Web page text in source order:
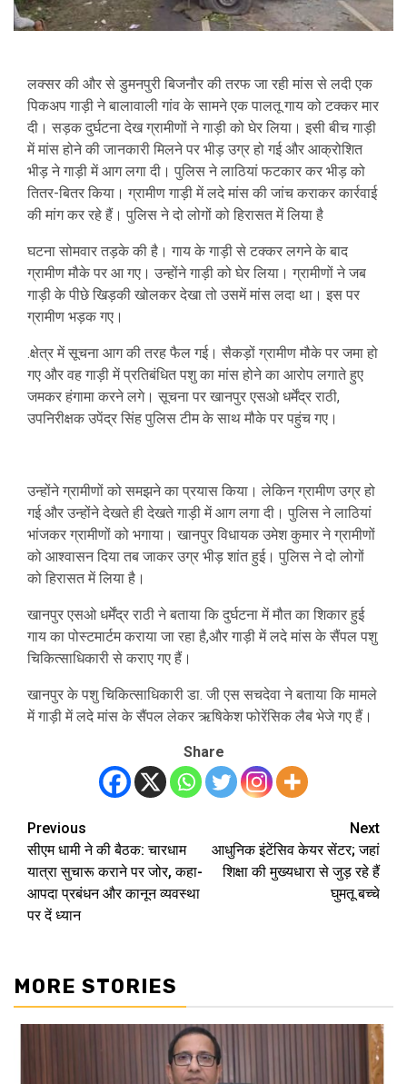
लक्सर की और से डुमनपुरी बिजनौर की तरफ जा रही मांस से लदी एक
पिकअप गाड़ी ने बालावाली गांव के सामने एक पालतू गाय को टक्कर मार
दी। सड़क दुर्घटना देख ग्रामीणों ने गाड़ी को घेर लिया। इसी बीच गाड़ी
में मांस होने की जानकारी मिलने पर भीड़ उग्र हो गई और आक्रोशित
भीड़ ने गाड़ी में आग लगा दी। पुलिस ने लाठियां फटकार कर भीड़ को
तितर-बितर किया। ग्रामीण गाड़ी में लदे मांस की जांच कराकर कार्रवाई
की मांग कर रहे हैं। पुलिस ने दो लोगों को हिरासत में लिया है
घटना सोमवार तड़के की है। गाय के गाड़ी से टक्कर लगने के बाद
ग्रामीण मौके पर आ गए। उन्होंने गाड़ी को घेर लिया। ग्रामीणों ने जब
गाड़ी के पीछे खिड़की खोलकर देखा तो उसमें मांस लदा था। इस पर
ग्रामीण भड़क गए।
.क्षेत्र में सूचना आग की तरह फैल गई। सैकड़ों ग्रामीण मौके पर जमा हो
गए और वह गाड़ी में प्रतिबंधित पशु का मांस होने का आरोप लगाते हुए
जमकर हंगामा करने लगे। सूचना पर खानपुर एसओ धर्मेंद्र राठी,
उपनिरीक्षक उपेंद्र सिंह पुलिस टीम के साथ मौके पर पहुंच गए।
उन्होंने ग्रामीणों को समझने का प्रयास किया। लेकिन ग्रामीण उग्र हो
गई और उन्होंने देखते ही देखते गाड़ी में आग लगा दी। पुलिस ने लाठियां
भांजकर ग्रामीणों को भगाया। खानपुर विधायक उमेश कुमार ने ग्रामीणों
को आश्वासन दिया तब जाकर उग्र भीड़ शांत हुई। पुलिस ने दो लोगों
को हिरासत में लिया है।
खानपुर एसओ धर्मेंद्र राठी ने बताया कि दुर्घटना में मौत का शिकार हुई
गाय का पोस्टमार्टम कराया जा रहा है,और गाड़ी में लदे मांस के सैंपल पशु
चिकित्साधिकारी से कराए गए हैं।
खानपुर के पशु चिकित्साधिकारी डा. जी एस सचदेवा ने बताया कि मामले
में गाड़ी में लदे मांस के सैंपल लेकर ऋषिकेश फोरेंसिक लैब भेजे गए हैं।
Share
Post
navigation
Previous
सीएम धामी ने की बैठक: चारधाम
यात्रा सुचारू कराने पर जोर, कहा-
आपदा प्रबंधन और कानून व्यवस्था
पर दें ध्यान
Next
आधुनिक इंटेंसिव केयर सेंटर; जहां
शिक्षा की मुख्यधारा से जुड़ रहे हैं
घुमतू बच्चे
MORE STORIES